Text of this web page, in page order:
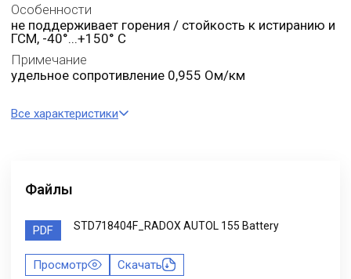
Особенности
не поддерживает горения / стойкость к истиранию и
ГСМ, -40°...+150° C
Примечание
удельное сопротивление 0,955 Ом/км
Все характеристики
Файлы
PDF STD718404F_RADOX AUTOL 155 Battery
Просмотр Скачать